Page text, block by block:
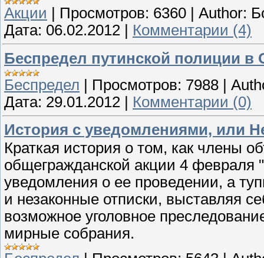
Акции
Просмотров: 6360 Author:
Дата: 06.02.2012
Комментарии (4)
Беспредел путинской полиции в
Беспредел | Просмотров: 7988 |
Дата: 29.01.2012 | Комментарии (0)
История с уведомлениями, или
Краткая история о том, как члены
общегражданской акции 4
уведомления о ее проведении, а
и незаконные отписки, выставляя
возможное уголовное
мирные собрания.